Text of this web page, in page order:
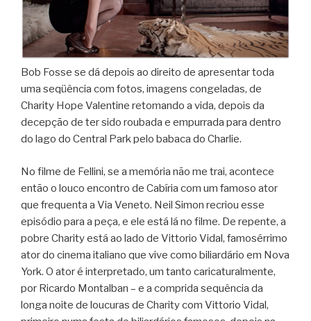
Bob Fosse se dá depois ao direito de apresentar toda
uma seqüência com fotos, imagens congeladas, de
Charity Hope Valentine retomando a vida, depois da
decepção de ter sido roubada e empurrada para dentro
do lago do Central Park pelo babaca do Charlie.
No filme de Fellini, se a memória não me trai, acontece
então o louco encontro de Cabíria com um famoso ator
que frequenta a Via Veneto. Neil Simon recriou esse
episódio para a peça, e ele está lá no filme. De repente, a
pobre Charity está ao lado de Vittorio Vidal, famosérrimo
ator do cinema italiano que vive como biliardário em Nova
York. O ator é interpretado, um tanto caricaturalmente,
por Ricardo Montalban – e a comprida sequência da
longa noite de loucuras de Charity com Vittorio Vidal,